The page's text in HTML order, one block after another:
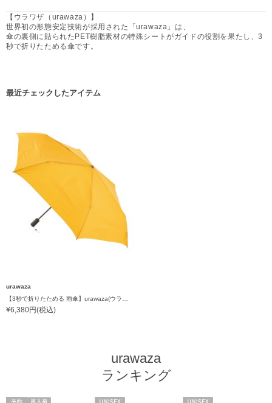
【ウラワザ（urawaza）】
世界初の形態安定技術が採用された「urawaza」は、
傘の裏側に貼られたPET樹脂素材の特殊シートがガイドの役割を果たし、3
秒で折りたためる傘です。
最近チェックしたアイテム
urawaza
¥6,380円(税込)
urawaza
ランキング